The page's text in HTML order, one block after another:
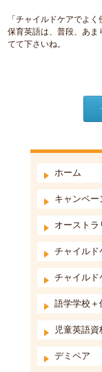
「チャイルドケアでよ
保育英語は、普段、あま
てて下さいね。
ホーム
キャンペー
オーストラ
チャイルド
チャイルド
語学学校＋
児童英語資
デミペア